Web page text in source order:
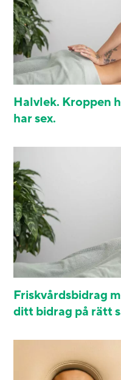
Halvlek. Kroppen
har sex.
Friskvårdsbidrag
ditt bidrag på rätt